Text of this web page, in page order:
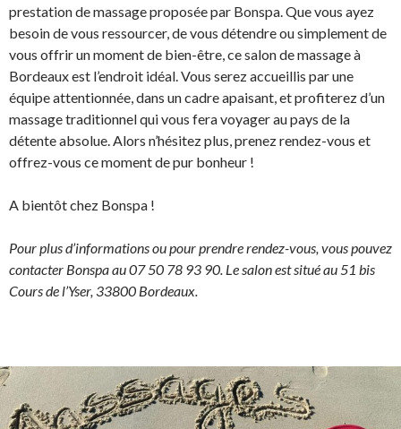
prestation de massage proposée par Bonspa. Que vous ayez
besoin de vous ressourcer, de vous détendre ou simplement de
vous offrir un moment de bien-être, ce salon de massage à
Bordeaux est l’endroit idéal. Vous serez accueillis par une
équipe attentionnée, dans un cadre apaisant, et profiterez d’un
massage traditionnel qui vous fera voyager au pays de la
détente absolue. Alors n’hésitez plus, prenez rendez-vous et
offrez-vous ce moment de pur bonheur !
A bientôt chez Bonspa !
Pour plus d’informations ou pour prendre rendez-vous, vous pouvez
contacter Bonspa au 07 50 78 93 90. Le salon est situé au 51 bis
Cours de l’Yser, 33800 Bordeaux.